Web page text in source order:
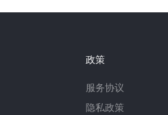
政策
服务协议
隐私政策